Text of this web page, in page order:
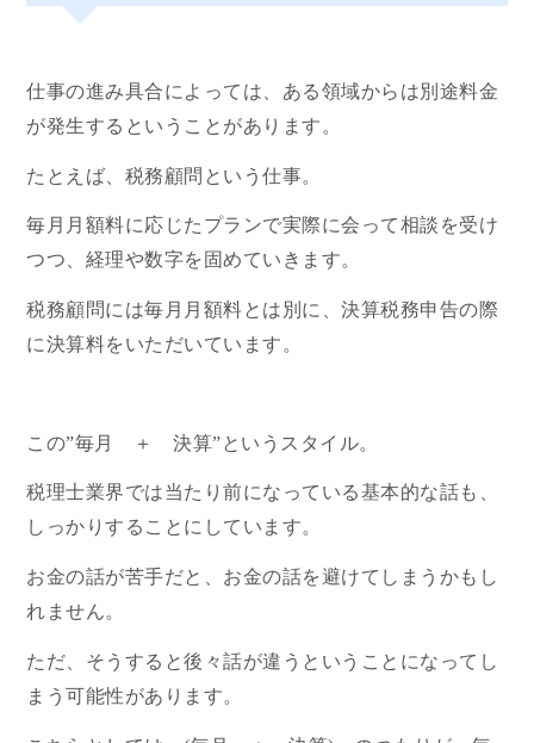
仕事の進み具合によっては、ある領域からは別途料金
が発生するということがあります。
たとえば、税務顧問という仕事。
毎月月額料に応じたプランで実際に会って相談を受け
つつ、経理や数字を固めていきます。
税務顧問には毎月月額料とは別に、決算税務申告の際
に決算料をいただいています。
この”毎月 ＋ 決算”というスタイル。
税理士業界では当たり前になっている基本的な話も、
しっかりすることにしています。
お金の話が苦手だと、お金の話を避けてしまうかもし
れません。
ただ、そうすると後々話が違うということになってし
まう可能性があります。